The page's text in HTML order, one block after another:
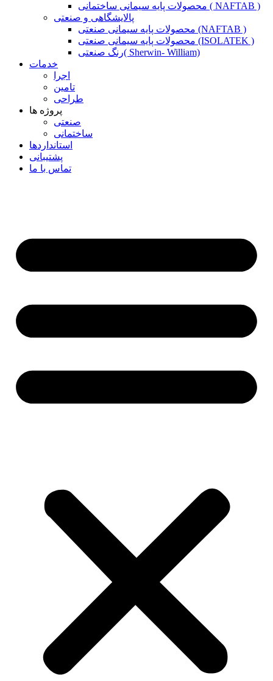
محصولات پایه سیمانی ساختمانی ( NAFTAB )
پالایشگاهی و صنعتی
محصولات پایه سیمانی صنعتی (NAFTAB )
محصولات پایه سیمانی صنعتی (ISOLATEK )
رنگ صنعتی( Sherwin- William)
خدمات
اجرا
تامین
طراحی
پروژه ها
صنعتی
ساختمانی
استانداردها
پشتیبانی
تماس با ما